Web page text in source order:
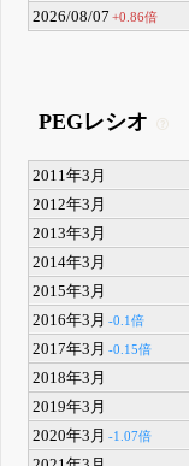
2026/08/07 +0.86倍
PEGレシオ
2011年3月
2012年3月
2013年3月
2014年3月
2015年3月
2016年3月 -0.1倍
2017年3月 -0.15倍
2018年3月
2019年3月
2020年3月 -1.07倍